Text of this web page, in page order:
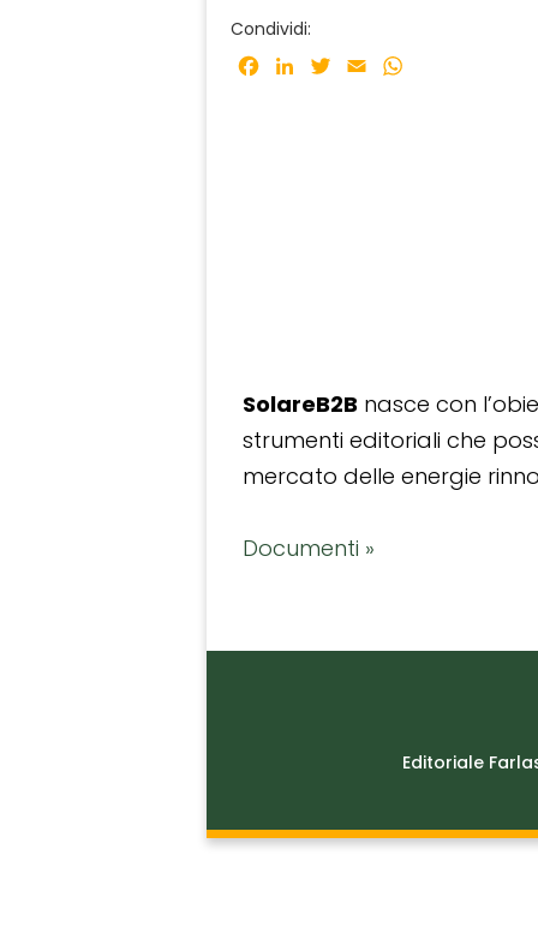
Condividi:
Facebook
LinkedInTwitter
Email
SolareB2B nasce con
strumenti editoriali che
mercato delle energie
Documenti »
Editoriale